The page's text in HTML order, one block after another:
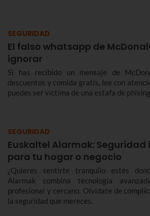
SEGURIDAD
El falso whatsapp de
ignorar
Si has recibido un mensaje de
descuentos y comida gratis, lee con
puedes ser víctima de una estafa de
SEGURIDAD
Euskaltel Alarmak:
para tu hogar o negocio
¿Quieres sentirte tranquilo estés
Alarmak combina tecnología
profesional y cercano. Olvídate de
la seguridad que mereces.